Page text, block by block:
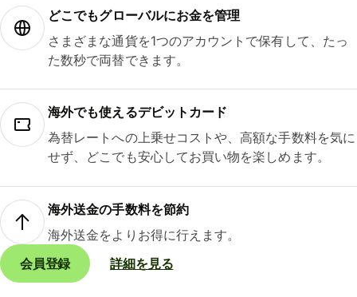
どこでもグ⁠ロ⁠ー⁠バ⁠ルにお金を管理
さまざまな通貨を1つのアカウントで保有して、たっ
た数秒で両替できます。
海外でも使えるデビットカード
為替レートへの上乗せコストや、高額な手数料を気に
せず、どこでも安心してお買い物を楽しめます。
海外送金の手数料を節約
海外送金をよりお得に行えます。
会員登録
詳細を見る